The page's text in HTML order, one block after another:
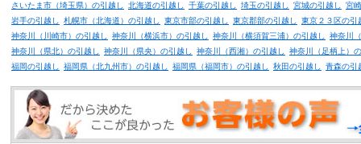
さいたま市（埼玉県）の引越し 北海道の引越し 千葉の引越し 埼玉の引越し 宮城の引越し
宮
岩手の引越し
札幌市（北海道）の引越し 東京市部の引越し 東京郡部の引越し
東京２３区の引
神奈川（川崎市）の引越し
神奈川（横浜市）の引越し 神奈川（横須賀三浦）の引越し
神奈川
神奈川（県北）の引越し
神奈川（県央）の引越し 神奈川（西湘）の引越し
神奈川（足柄上）
福岡の引越し
福岡県（北九州市）の引越し 福岡県（福岡市）の引越し 秋田の引越し 青森の引